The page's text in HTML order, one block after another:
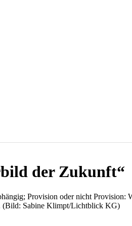
der Zukunft“
Provision oder nicht Provision:
(Bild: Sabine Klimpt/Lichtblick KG)